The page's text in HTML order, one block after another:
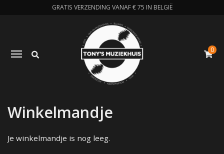
GRATIS VERZENDING VANAF € 75 IN BELGIË
Toggle navigation 0
Winkelmandje
Je winkelmandje is nog leeg.